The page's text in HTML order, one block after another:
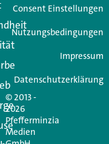
Mit nur einem
© 2013 -
2026
Pfefferminzia
Medien
Consent Einstellungen
Nutzungsbedingungen
Impressum
Datenschutzerklärung